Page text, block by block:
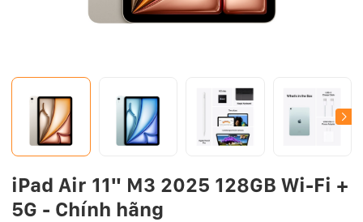
iPad Air 11" M3 2025 128GB Wi-Fi +
5G - Chính hãng